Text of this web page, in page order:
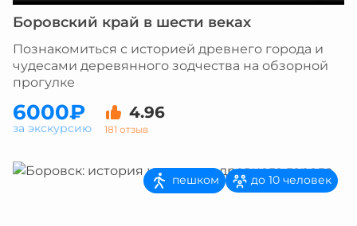
Боровский край в шести веках
Познакомиться с историей древнего города и
чудесами деревянного зодчества на обзорной
прогулке
6000₽ 4.96
181 отзыв
за экскурсию
пешком до 10 человек